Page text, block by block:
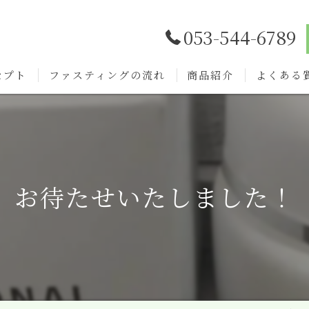
053-544-6789
ト ファスティングの流れ 商品紹介 よくある
お待たせいたしました！